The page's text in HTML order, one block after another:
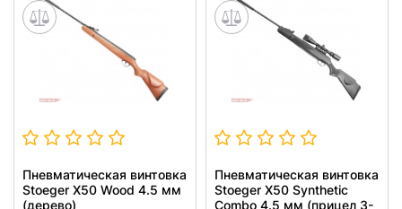
Пневматическая винтовка
Stoeger X50 Wood 4.5 мм
(дерево)
Пневматическая винтовка
Stoeger X50 Synthetic
Combo 4.5 мм (прицел 3-